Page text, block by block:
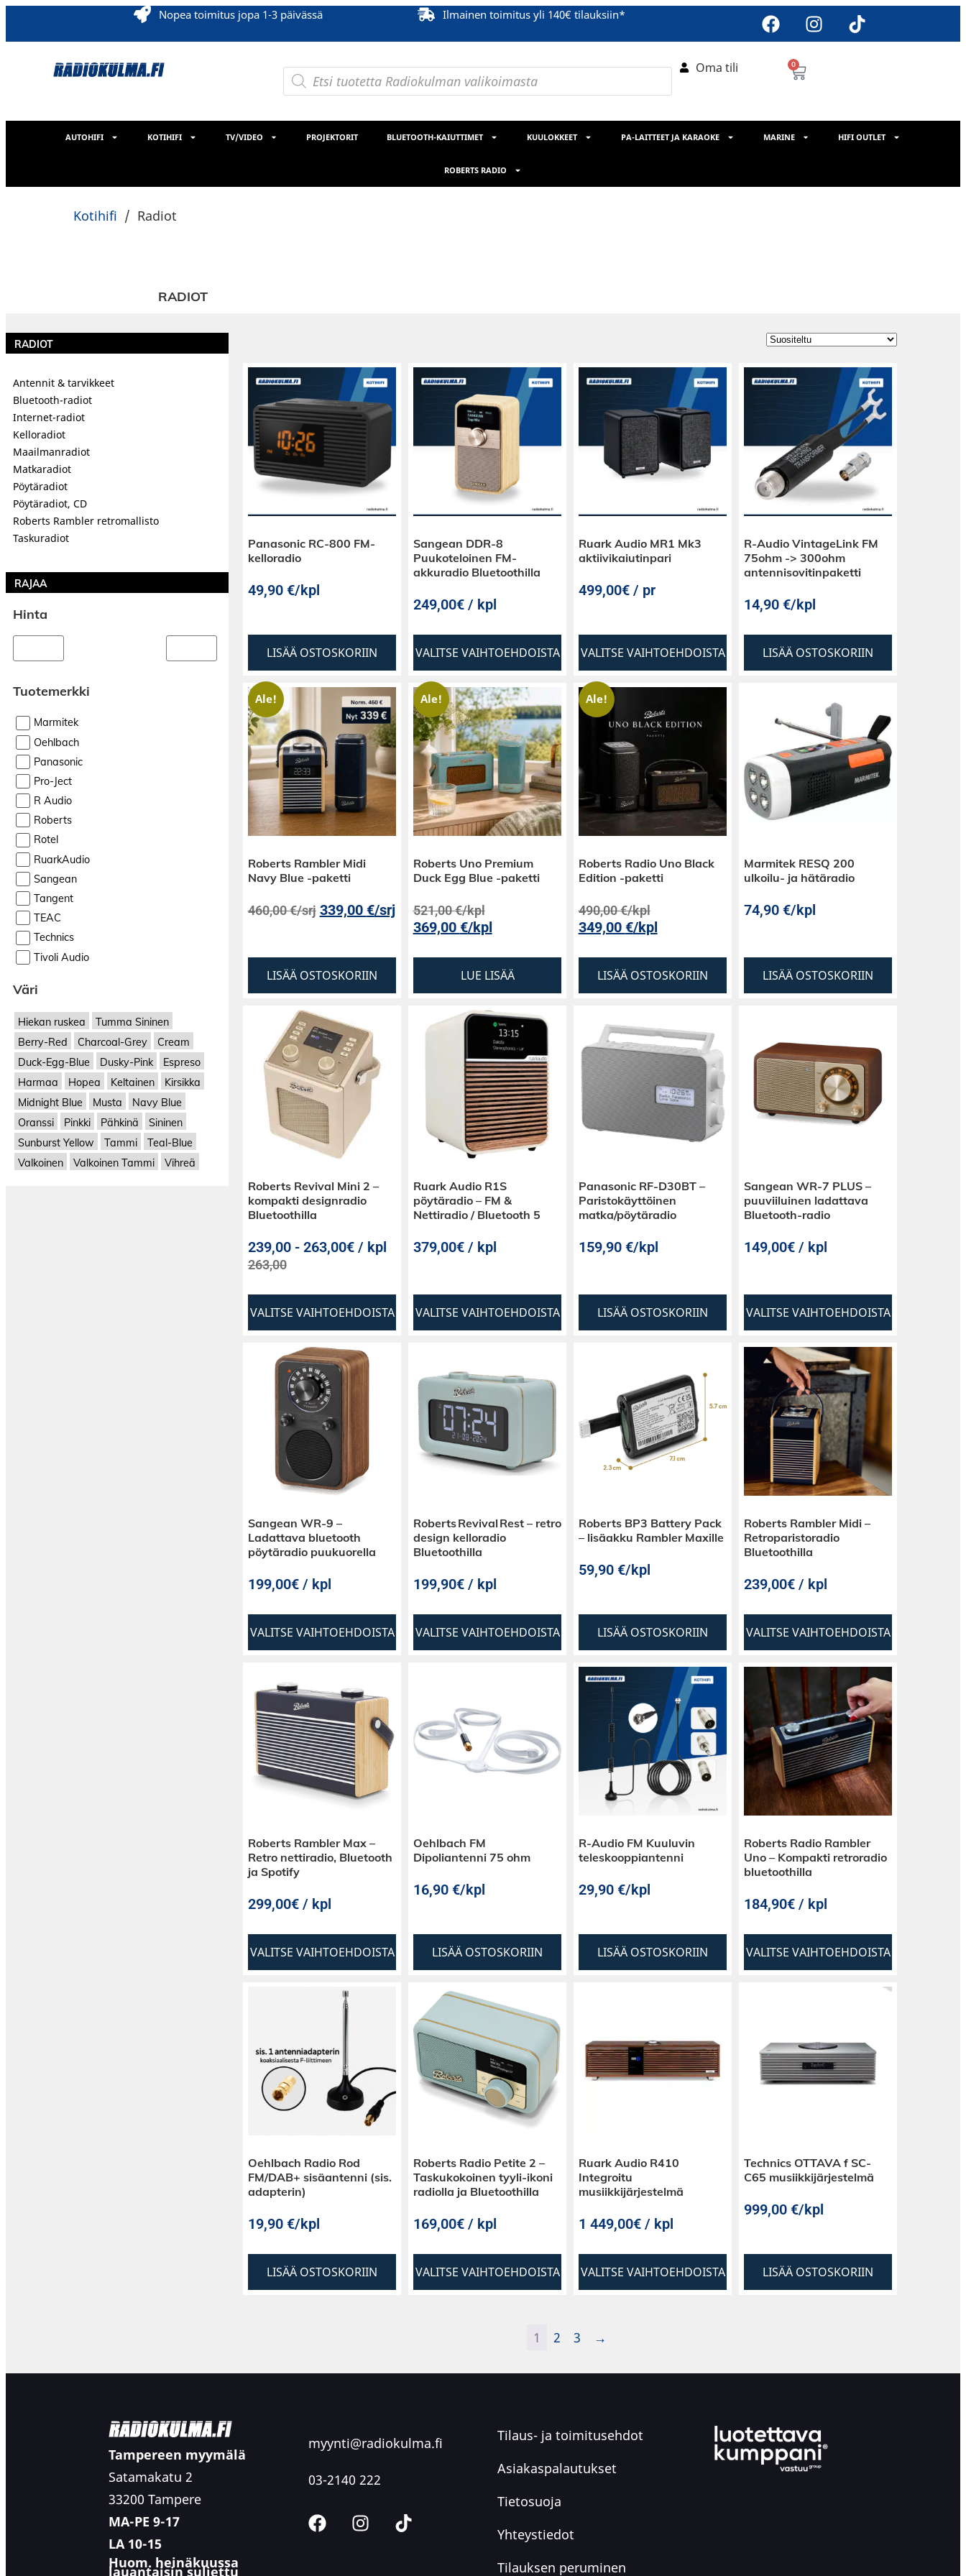
Nopea toimitus jopa 1-3 päivässä Ilmainen toimitus yli 140€ tilauksiin*
Oma tili 0
AUTOHIFI KOTIHIFI TV/VIDEO PROJEKTORIT BLUETOOTH-KAIUTTIMET KUULOKKEET PA-LAITTEET JA KARAOKE MARINE HIFI OUTLET
ROBERTS RADIO
Kotihifi / Radiot
RADIOT
RADIOT
Antennit & tarvikkeet
Bluetooth-radiot
Internet-radiot
Kelloradiot
Maailmanradiot
Matkaradiot
Pöytäradiot
Pöytäradiot, CD
Roberts Rambler retromallisto
Taskuradiot
RAJAA
Hinta
Tuotemerkki
Marmitek
Oehlbach
Panasonic
Pro-Ject
R Audio
Roberts
Rotel
RuarkAudio
Sangean
Tangent
TEAC
Technics
Tivoli Audio
Väri
Hiekan ruskea
Tumma Sininen
Berry-Red
Charcoal-Grey
Cream
Duck-Egg-Blue
Dusky-Pink
Espreso
Harmaa
Hopea Keltainen
Kirsikka
Midnight Blue
Musta
Navy Blue
Oranssi
Pinkki Pähkinä
Sininen
Sunburst Yellow
Tammi
Teal-Blue
Valkoinen
Valkoinen Tammi Vihreä
Panasonic RC-800 FM-
kelloradio
49,90 €/kpl
LISÄÄ OSTOSKORIIN
Sangean DDR-8
Puukoteloinen FM-
akkuradio Bluetoothilla
249,00€ / kpl
VALITSE VAIHTOEHDOISTA
Ruark Audio MR1 Mk3
aktiivikaiutinpari
499,00€ / pr
VALITSE VAIHTOEHDOISTA
R-Audio VintageLink FM
75ohm -> 300ohm
antennisovitinpaketti
14,90 €/kpl
LISÄÄ OSTOSKORIIN
Ale!
Roberts Rambler Midi
Navy Blue -paketti
460,00€/srj 339,00 €/srj
LISÄÄ OSTOSKORIIN
Ale!
Roberts Uno Premium
Duck Egg Blue -paketti
521,00€/kpl
369,00 €/kpl
LUE LISÄÄ
Ale!
Roberts Radio Uno Black
Edition -paketti
490,00€/kpl
349,00 €/kpl
LISÄÄ OSTOSKORIIN
Marmitek RESQ 200
ulkoilu- ja hätäradio
74,90 €/kpl
LISÄÄ OSTOSKORIIN
Roberts Revival Mini 2 –
kompakti designradio
Bluetoothilla
239,00- 263,00€ / kpl
263,00
VALITSE VAIHTOEHDOISTA
Ruark Audio R1S
pöytäradio – FM &
Nettiradio / Bluetooth 5
379,00€ / kpl
VALITSE VAIHTOEHDOISTA
Panasonic RF-D30BT –
Paristokäyttöinen
matka/pöytäradio
159,90 €/kpl
LISÄÄ OSTOSKORIIN
Sangean WR-7 PLUS –
puuviiluinen ladattava
Bluetooth-radio
149,00€ / kpl
VALITSE VAIHTOEHDOISTA
Sangean WR-9 –
Ladattava bluetooth
pöytäradio puukuorella
199,00€ / kpl
VALITSE VAIHTOEHDOISTA
Roberts Revival Rest – retro
design kelloradio
Bluetoothilla
199,90€ / kpl
VALITSE VAIHTOEHDOISTA
Roberts BP3 Battery Pack
– lisäakku Rambler Maxille
59,90 €/kpl
LISÄÄ OSTOSKORIIN
Roberts Rambler Midi –
Retroparistoradio
Bluetoothilla
239,00€ / kpl
VALITSE VAIHTOEHDOISTA
Roberts Rambler Max –
Retro nettiradio, Bluetooth
ja Spotify
299,00€ / kpl
VALITSE VAIHTOEHDOISTA
Oehlbach FM
Dipoliantenni 75 ohm
16,90 €/kpl
LISÄÄ OSTOSKORIIN
R-Audio FM Kuuluvin
teleskooppiantenni
29,90 €/kpl
LISÄÄ OSTOSKORIIN
Roberts Radio Rambler
Uno – Kompakti retroradio
bluetoothilla
184,90€ / kpl
VALITSE VAIHTOEHDOISTA
Oehlbach Radio Rod
FM/DAB+ sisäantenni (sis.
adapterin)
19,90 €/kpl
LISÄÄ OSTOSKORIIN
Roberts Radio Petite 2 –
Taskukokoinen tyyli-ikoni
radiolla ja Bluetoothilla
169,00€ / kpl
VALITSE VAIHTOEHDOISTA
Ruark Audio R410
Integroitu
musiikkijärjestelmä
1 449,00€ / kpl
VALITSE VAIHTOEHDOISTA
Technics OTTAVA f SC-
C65 musiikkijärjestelmä
999,00 €/kpl
LISÄÄ OSTOSKORIIN
1 2 3 →
Tampereen myymälä
Satamakatu 2
33200 Tampere
MA-PE 9-17
LA 10-15
Huom. heinäkuussa
lauantaisin suljettu
myynti@radiokulma.fi
03-2140 222
Tilaus- ja toimitusehdot
Asiakaspalautukset
Tietosuoja
Yhteystiedot
Tilauksen peruminen